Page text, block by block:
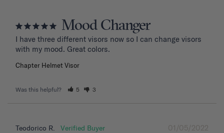
Mood Changer
I have three different visors now so I can change visors
with my mood. Great colors.
Chapter Helmet Visor
Was this helpful? 5 3
01/05/2022
Teodorico R.